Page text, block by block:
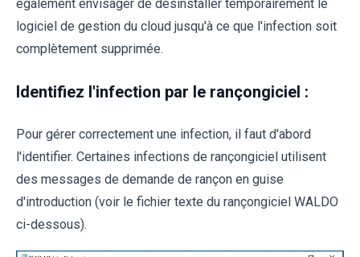
également envisager de désinstaller temporairement le
logiciel de gestion du cloud jusqu'à ce que l'infection soit
complètement supprimée.
Identifiez l'infection par le rançongiciel :
Pour gérer correctement une infection, il faut d'abord
l'identifier. Certaines infections de rançongiciel utilisent
des messages de demande de rançon en guise
d'introduction (voir le fichier texte du rançongiciel WALDO
ci-dessous).